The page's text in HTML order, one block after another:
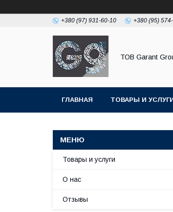
+380 (97) 931-60-10 +380 (95)
ТОВ Garant
ГЛАВНАЯ ТОВАРЫ И
Товары и услуги
О нас
Отзывы